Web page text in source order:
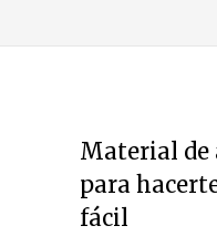
Material de
para
fácil